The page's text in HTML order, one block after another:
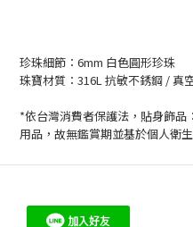
珍珠細節：6mm 白色圓形珍珠
珠寶材質： 316L抗敏不銹鋼 /真
*依台灣消費者保護法，貼身飾
用品，故無鑑賞期並基於個人衛